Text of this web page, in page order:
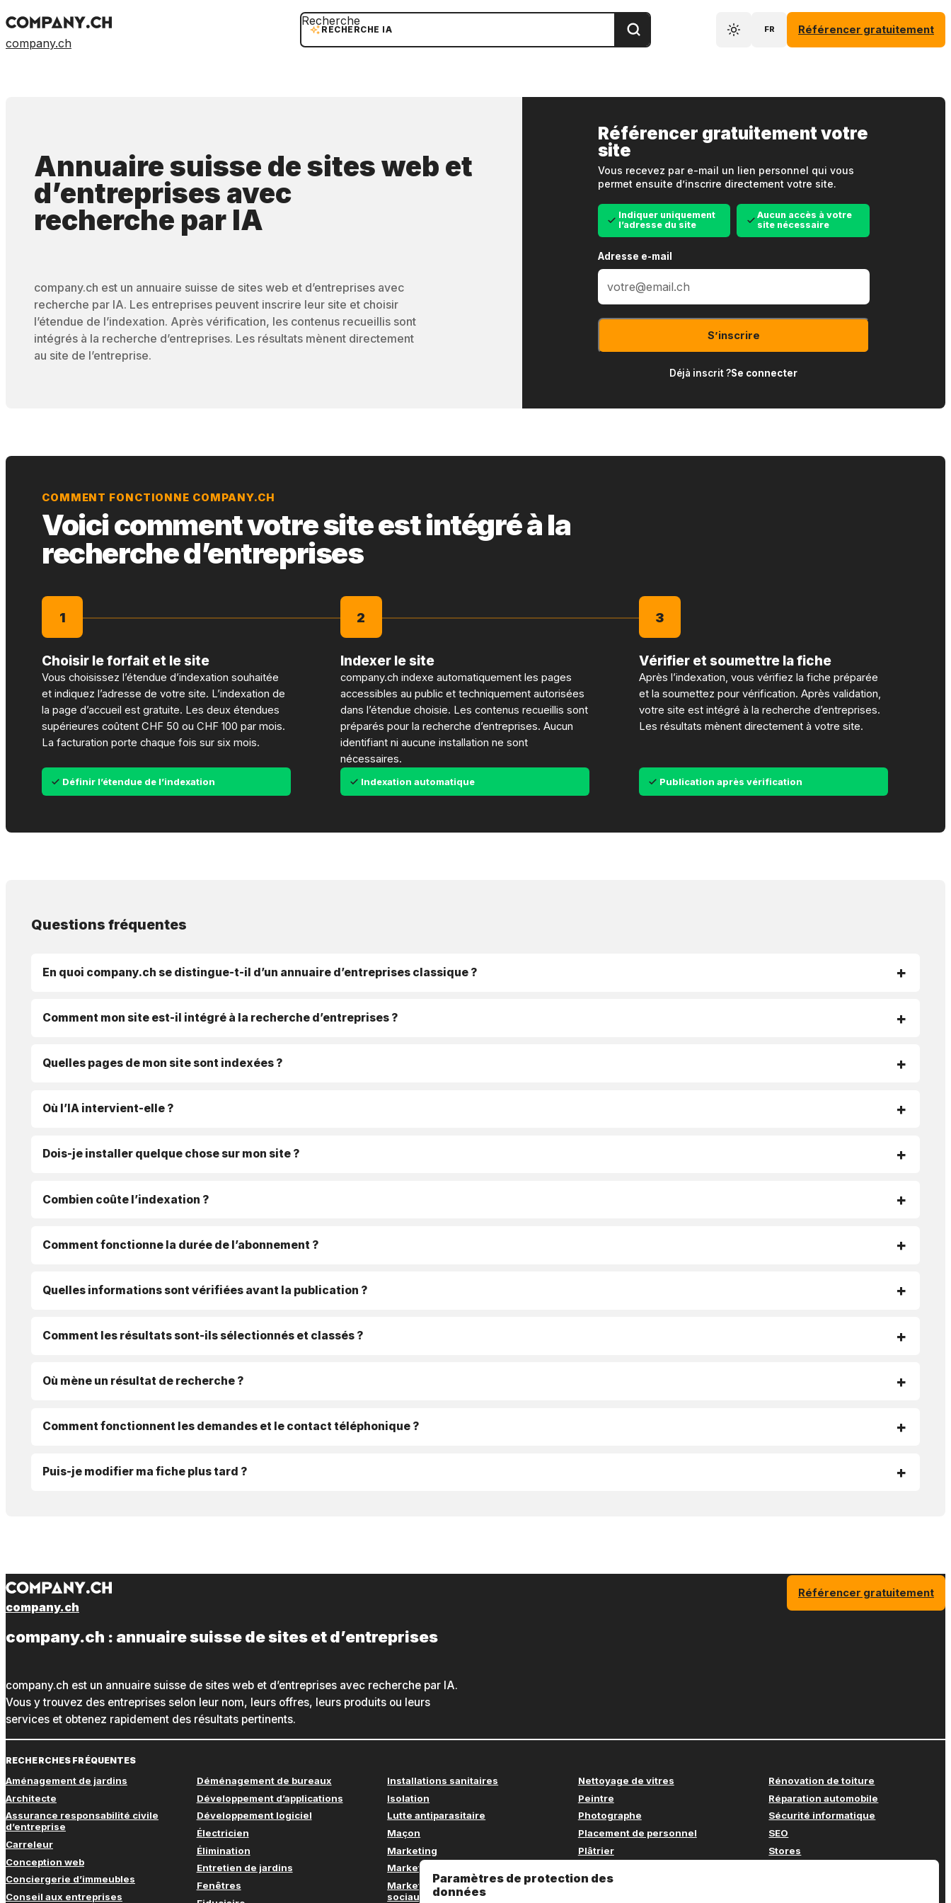
company.ch
RECHERCHE IA
Recherche
FR Référencer gratuitement
Annuaire suisse de sites web et
d’entreprises avec
recherche par IA
company.ch est un annuaire suisse de sites web et d’entreprises avec
recherche par IA. Les entreprises peuvent inscrire leur site et choisir
l’étendue de l’indexation. Après vérification, les contenus recueillis sont
intégrés à la recherche d’entreprises. Les résultats mènent directement
au site de l’entreprise.
Référencer gratuitement votre
site
Vous recevez par e-mail un lien personnel qui vous
permet ensuite d’inscrire directement votre site.
Indiquer uniquement
l’adresse du site
Aucun accès à votre
site nécessaire
Adresse e-mail
S’inscrire
Déjà inscrit ?Se connecter
COMMENT FONCTIONNE COMPANY.CH
Voici comment votre site est intégré à la
recherche d’entreprises
1
Choisir le forfait et le site
Vous choisissez l’étendue d’indexation souhaitée
et indiquez l’adresse de votre site. L’indexation de
la page d’accueil est gratuite. Les deux étendues
supérieures coûtent CHF 50 ou CHF 100 par mois.
La facturation porte chaque fois sur six mois.
Définir l’étendue de l’indexation
2
Indexer le site
company.ch indexe automatiquement les pages
accessibles au public et techniquement autorisées
dans l’étendue choisie. Les contenus recueillis sont
préparés pour la recherche d’entreprises. Aucun
identifiant ni aucune installation ne sont
nécessaires.
Indexation automatique
3
Vérifier et soumettre la fiche
Après l’indexation, vous vérifiez la fiche préparée
et la soumettez pour vérification. Après validation,
votre site est intégré à la recherche d’entreprises.
Les résultats mènent directement à votre site.
Publication après vérification
Questions fréquentes
En quoi company.ch se distingue-t-il d’un annuaire d’entreprises classique ?
Comment mon site est-il intégré à la recherche d’entreprises ?
Quelles pages de mon site sont indexées ?
Où l’IA intervient-elle ?
Dois-je installer quelque chose sur mon site ?
Combien coûte l’indexation ?
Comment fonctionne la durée de l’abonnement ?
Quelles informations sont vérifiées avant la publication ?
Comment les résultats sont-ils sélectionnés et classés ?
Où mène un résultat de recherche ?
Comment fonctionnent les demandes et le contact téléphonique ?
Puis-je modifier ma fiche plus tard ?
company.ch
Référencer gratuitement
company.ch : annuaire suisse de sites et d’entreprises
company.ch est un annuaire suisse de sites web et d’entreprises avec recherche par IA.
Vous y trouvez des entreprises selon leur nom, leurs offres, leurs produits ou leurs
services et obtenez rapidement des résultats pertinents.
RECHERCHES FRÉQUENTES
Aménagement de jardins
Architecte
Assurance responsabilité civile
d’entreprise
Carreleur
Conception web
Conciergerie d’immeubles
Conseil aux entreprises
Déménagement de bureaux
Développement d’applications
Développement logiciel
Électricien
Élimination
Entretien de jardins
Fenêtres
Installations sanitaires
Isolation
Lutte antiparasitaire
Maçon
Marketing
Marketing en ligne
Marketing sur les réseaux
sociaux
Nettoyage de vitres
Peintre
Photographe
Placement de personnel
Plâtrier
Poseur de sols
Rénovation de toiture
Réparation automobile
Sécurité informatique
SEO
Stores
Paramètres de protection des
données